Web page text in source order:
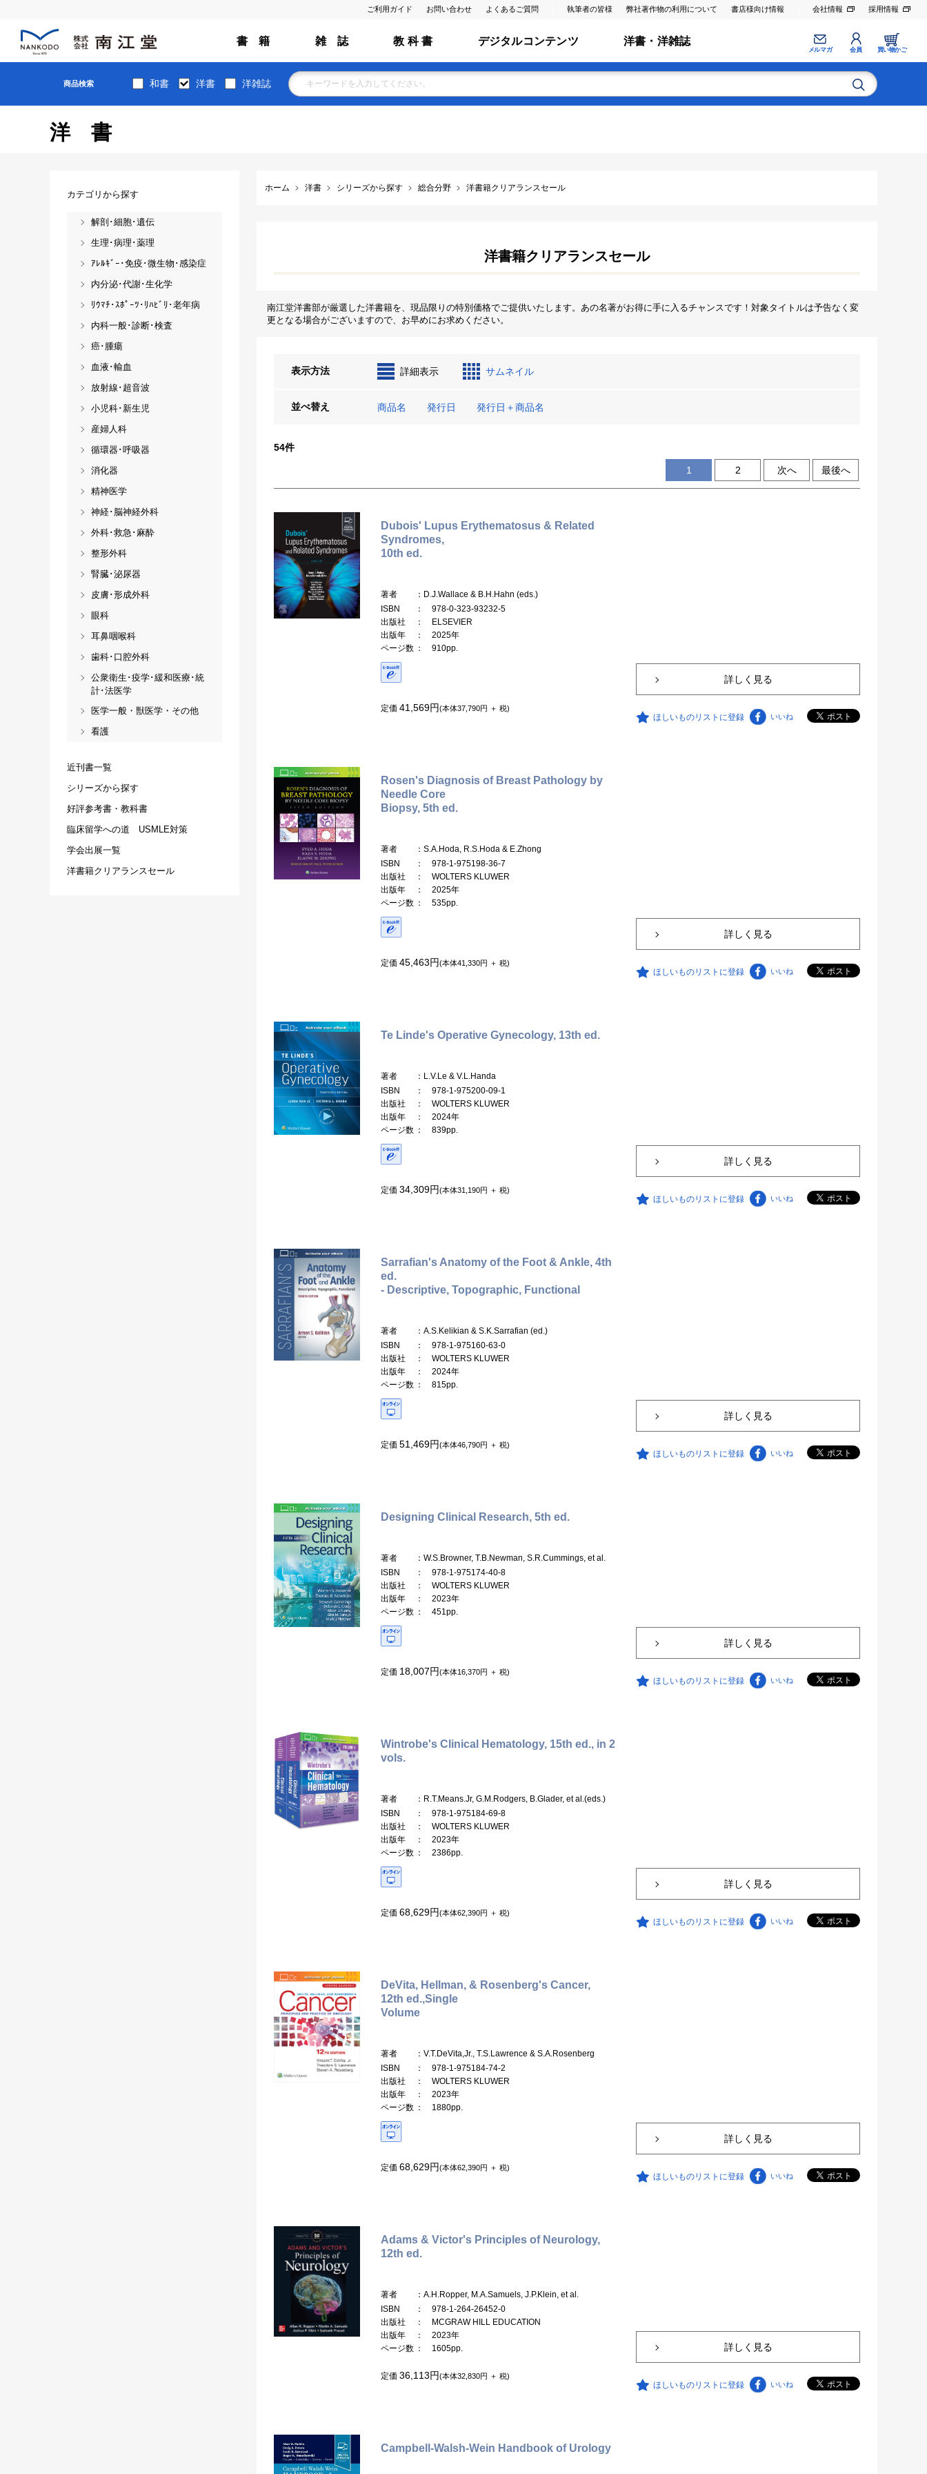
ご利用ガイド お問い合わせ よくあるご質問 執筆者の皆様 弊社著作物の利用について 書店様向け情報 会社情報 採用情報
書 籍 雑 誌 教 科 書 デジタルコンテンツ 洋書・洋雑誌
メルマガ 会員 買い物かご
商品検索 和書 洋書 洋雑誌
洋書
ホーム 洋書 シリーズから探す 総合分野 洋書籍クリアランスセール
洋書籍クリアランスセール
南江堂洋書部が厳選した洋書籍を、現品限りの特別価格でご提供いたします。あの名著がお得に手に入るチャンスです！対象タイトルは予告なく変
更となる場合がございますので、お早めにお求めください。
表示方法 詳細表示 サムネイル
並べ替え 商品名 発行日 発行日＋商品名
54件
1 2 次へ 最後へ
Dubois' Lupus Erythematosus & Related
Syndromes,
10th ed.
著者
：D.J.Wallace & B.H.Hahn (eds.)
ISBN
： 978-0-323-93232-5
出版社
： ELSEVIER
出版年
： 2025年
ページ数 ： 910pp.
定価 41,569円(本体37,790円 ＋ 税)
詳しく見る
ほしいものリストに登録 いいね
Rosen's Diagnosis of Breast Pathology by
Needle Core
Biopsy, 5th ed.
著者
：S.A.Hoda, R.S.Hoda & E.Zhong
ISBN
： 978-1-975198-36-7
出版社
： WOLTERS KLUWER
出版年
： 2025年
ページ数 ： 535pp.
定価 45,463円(本体41,330円 ＋ 税)
詳しく見る
ほしいものリストに登録 いいね
Te Linde's Operative Gynecology, 13th ed.
著者
：L.V.Le & V.L.Handa
ISBN
： 978-1-975200-09-1
出版社
： WOLTERS KLUWER
出版年
： 2024年
ページ数 ： 839pp.
定価 34,309円(本体31,190円 ＋ 税)
詳しく見る
ほしいものリストに登録 いいね
Sarrafian's Anatomy of the Foot & Ankle, 4th
ed.
- Descriptive, Topographic, Functional
著者
：A.S.Kelikian & S.K.Sarrafian (ed.)
ISBN
： 978-1-975160-63-0
出版社
： WOLTERS KLUWER
出版年
： 2024年
ページ数 ： 815pp.
定価 51,469円(本体46,790円 ＋ 税)
詳しく見る
ほしいものリストに登録 いいね
Designing Clinical Research, 5th ed.
著者
：W.S.Browner, T.B.Newman, S.R.Cummings, et al.
ISBN
： 978-1-975174-40-8
出版社
： WOLTERS KLUWER
出版年
： 2023年
ページ数 ： 451pp.
定価 18,007円(本体16,370円 ＋ 税)
詳しく見る
ほしいものリストに登録 いいね
Wintrobe's Clinical Hematology, 15th ed., in 2
vols.
著者
：R.T.Means.Jr, G.M.Rodgers, B.Glader, et al.(eds.)
ISBN
： 978-1-975184-69-8
出版社
： WOLTERS KLUWER
出版年
： 2023年
ページ数 ： 2386pp.
定価 68,629円(本体62,390円 ＋ 税)
詳しく見る
ほしいものリストに登録 いいね
DeVita, Hellman, & Rosenberg's Cancer,
12th ed.,Single
Volume
著者
：V.T.DeVita,Jr., T.S.Lawrence & S.A.Rosenberg
ISBN
： 978-1-975184-74-2
出版社
： WOLTERS KLUWER
出版年
： 2023年
ページ数 ： 1880pp.
定価 68,629円(本体62,390円 ＋ 税)
詳しく見る
ほしいものリストに登録 いいね
Adams & Victor's Principles of Neurology,
12th ed.
著者
：A.H.Ropper, M.A.Samuels, J.P.Klein, et al.
ISBN
： 978-1-264-26452-0
出版社
： MCGRAW HILL EDUCATION
出版年
： 2023年
ページ数 ： 1605pp.
定価 36,113円(本体32,830円 ＋ 税)
詳しく見る
ほしいものリストに登録 いいね
Campbell-Walsh-Wein Handbook of Urology
カテゴリから探す
解剖･細胞･遺伝
生理･病理･薬理
ｱﾚﾙｷﾞｰ･免疫･微生物･感染症
内分泌･代謝･生化学
ﾘｳﾏﾁ･ｽﾎﾟｰﾂ･ﾘﾊﾋﾞﾘ･老年病
内科一般･診断･検査
癌･腫瘍
血液･輸血
放射線･超音波
小児科･新生児
産婦人科
循環器･呼吸器
消化器
精神医学
神経･脳神経外科
外科･救急･麻酔
整形外科
腎臓･泌尿器
皮膚･形成外科
眼科
耳鼻咽喉科
歯科･口腔外科
公衆衛生･疫学･緩和医療･統
計･法医学
医学一般・獣医学・その他
看護
近刊書一覧
シリーズから探す
好評参考書・教科書
臨床留学への道 USMLE対策
学会出展一覧
洋書籍クリアランスセール